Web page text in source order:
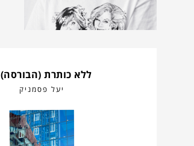
ללא כותרת (הבורסה) 3
יעל פסמניק